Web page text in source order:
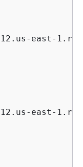
east-
east-